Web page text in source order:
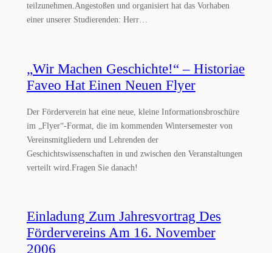
teilzunehmen.Angestoßen und organisiert hat das Vorhaben
einer unserer Studierenden: Herr…
„Wir Machen Geschichte!“ – Historiae
Faveo Hat Einen Neuen Flyer
Der Förderverein hat eine neue, kleine Informationsbroschüre
im „Flyer“-Format, die im kommenden Wintersemester von
Vereinsmitgliedern und Lehrenden der
Geschichtswissenschaften in und zwischen den Veranstaltungen
verteilt wird.Fragen Sie danach!
Einladung Zum Jahresvortrag Des
Fördervereins Am 16. November
2006